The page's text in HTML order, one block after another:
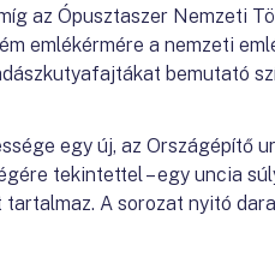
az Ópusztaszer Nemzeti
emlékérmére a nemzeti
bemutató
egy új, az Országépítő
tekintettel – egy uncia
A sorozat nyitó